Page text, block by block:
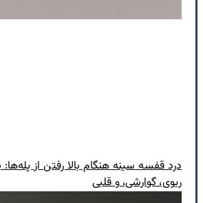
درد قفسه سینه هنگام بالا رفتن از
ریوی، گوارشی، و قلبی